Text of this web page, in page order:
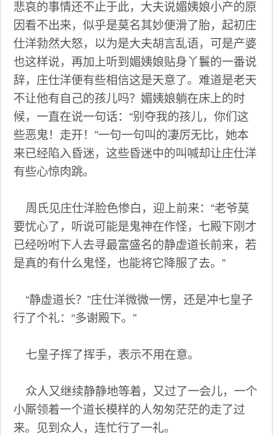
悲哀的事情还不止于此，大夫说媚姨娘小产的原
因看不出来，似乎是莫名其妙便滑了胎，起初庄
仕洋勃然大怒，以为是大夫胡言乱语，可是产婆
也这样说，再加上听到媚姨娘贴身丫鬟的一番说
辞，庄仕洋便有些相信这是天意了。难道是老天
不让他有自己的孩儿吗？媚姨娘躺在床上的时
候，一直在说一句话：“别夺我的孩儿，你们这
些恶鬼！走开！”一句一句叫的凄厉无比，她本
来已经陷入昏迷，这些昏迷中的叫喊却让庄仕洋
有些心惊肉跳。
周氏见庄仕洋脸色惨白，迎上前来：“老爷莫
要忧心了，听说可能是鬼神在作怪，七殿下刚才
已经吩咐下人去寻最富盛名的静虚道长前来，若
是真的有什么鬼怪，也能将它降服了去。”
“静虚道长？”庄仕洋微微一愣，还是冲七皇子
行了个礼：“多谢殿下。”
七皇子挥了挥手，表示不用在意。
众人又继续静静地等着，又过了一会儿，一个
小厮领着一个道长模样的人匆匆茫茫的走了过
来。见到众人，连忙行了一礼。